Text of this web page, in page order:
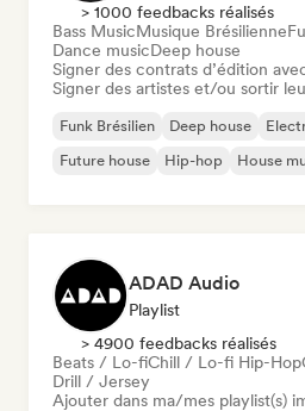
> 1000 feedbacks réalisés
Bass MusicMusique Brésilienne
Dance musicDeep house
Signer des contrats d’édition
Signer des artistes et/ou sortir
Funk Brésilien Deep house
Future house
Hip-hop House
ADAD Audio
Playlist
> 4900 feedbacks réalisés
Beats / Lo-fiChill / Lo-fi Hip-Hop
Drill / Jersey
Ajouter dans ma/mes playlist(s)